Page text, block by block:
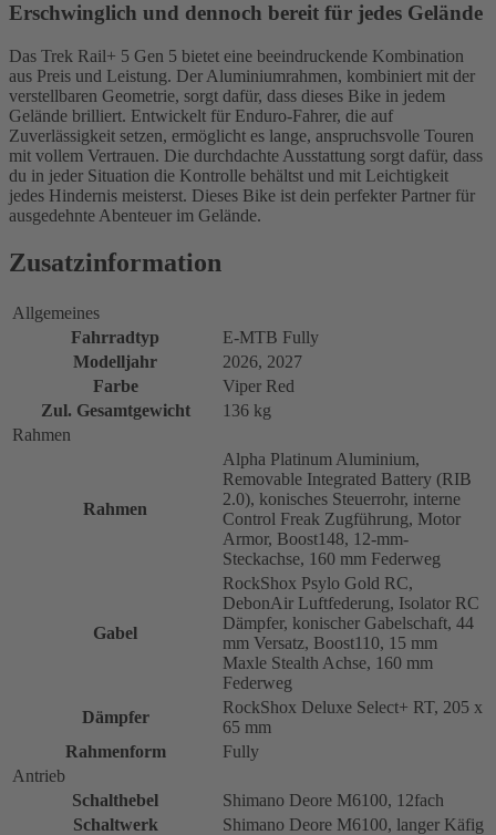
Erschwinglich und dennoch bereit für jedes Gelände
Das Trek Rail+ 5 Gen 5 bietet eine beeindruckende Kombination
aus Preis und Leistung. Der Aluminiumrahmen, kombiniert mit der
verstellbaren Geometrie, sorgt dafür, dass dieses Bike in jedem
Gelände brilliert. Entwickelt für Enduro-Fahrer, die auf
Zuverlässigkeit setzen, ermöglicht es lange, anspruchsvolle Touren
mit vollem Vertrauen. Die durchdachte Ausstattung sorgt dafür, dass
du in jeder Situation die Kontrolle behältst und mit Leichtigkeit
jedes Hindernis meisterst. Dieses Bike ist dein perfekter Partner für
ausgedehnte Abenteuer im Gelände.
Zusatzinformation
Allgemeines
Fahrradtyp
E-MTB Fully
Modelljahr
2026, 2027
Farbe
Viper Red
Zul. Gesamtgewicht
136 kg
Rahmen
Rahmen
Alpha Platinum Aluminium,
Removable Integrated Battery (RIB
2.0), konisches Steuerrohr, interne
Control Freak Zugführung, Motor
Armor, Boost148, 12-mm-
Steckachse, 160 mm Federweg
Gabel
RockShox Psylo Gold RC,
DebonAir Luftfederung, Isolator RC
Dämpfer, konischer Gabelschaft, 44
mm Versatz, Boost110, 15 mm
Maxle Stealth Achse, 160 mm
Federweg
Dämpfer
RockShox Deluxe Select+ RT, 205 x
65 mm
Rahmenform
Fully
Antrieb
Schalthebel
Shimano Deore M6100, 12fach
Schaltwerk
Shimano Deore M6100, langer Käfig